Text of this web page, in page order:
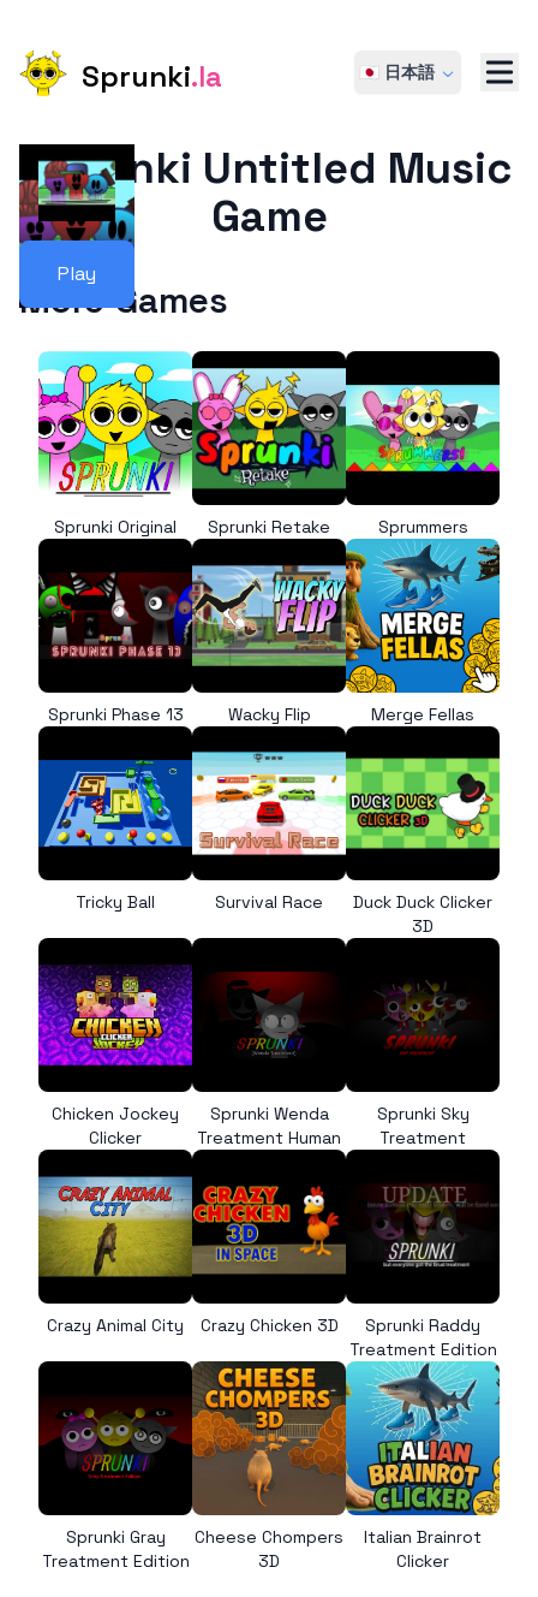
Sprunki.la 🇯🇵 日本語
Play
Sprunki Untitled Music
Game
More Games
Sprunki Original Sprunki Retake Sprummers
Sprunki Phase 13 Wacky Flip Merge Fellas
Tricky Ball Survival Race
Duck Duck Clicker
3D
Chicken Jockey
Clicker
Sprunki Wenda
Treatment Human
Sprunki Sky
Treatment
Crazy Animal City Crazy Chicken 3D
Sprunki Raddy
Treatment Edition
Sprunki Gray
Treatment Edition
Cheese Chompers
3D
Italian Brainrot
Clicker